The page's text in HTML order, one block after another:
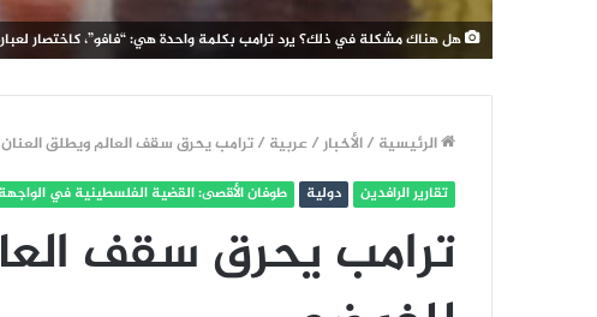
هل هناك مشكلة في ذلك؟ يرد ترامب بكلمة واحدة هي: “فافو”، كاختصار
الرئيسية /الأخبار/عربية /ترامب يحرق سقف العالم ويطلق
تقارير الرافدين دولية طوفان الأقصى: القضية الفلسطينية في
ترامب يحرق سقف